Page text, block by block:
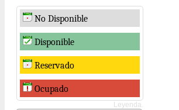
No Disponible
Disponible
Reservado
Ocupado
Leyenda.